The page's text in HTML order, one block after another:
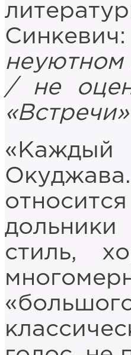
Синкевич:
/ не
«Каждый
стиль,